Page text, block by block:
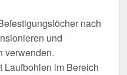
nach
und
verwenden.
Laufbohlen im Bereich